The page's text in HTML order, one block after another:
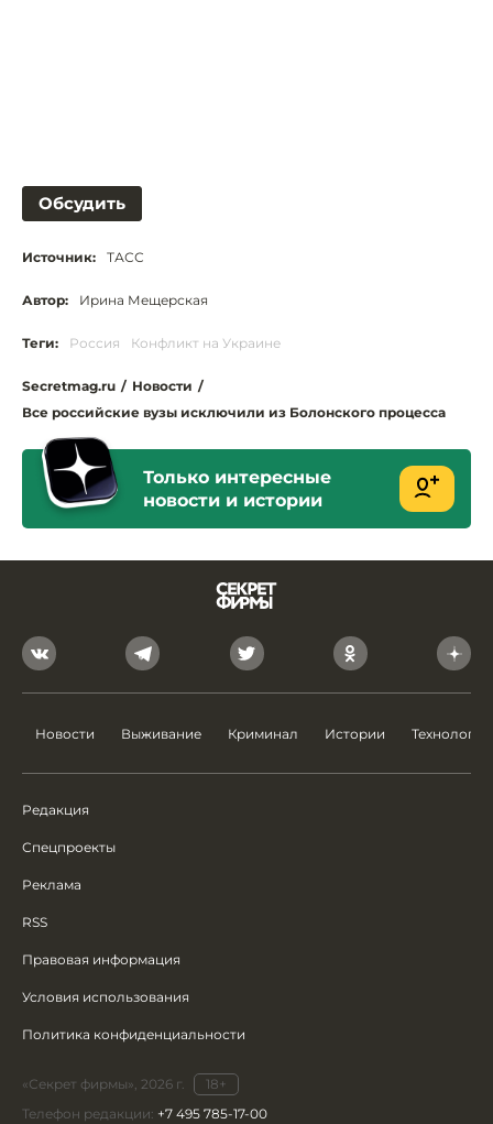
Обсудить
Источник: ТАСС
Автор: Ирина Мещерская
Теги: Россия Конфликт на Украине
Secretmag.ru / Новости /
Все российские вузы исключили из Болонского процесса
Только интересные
новости и истории
Новости Выживание Криминал Истории Технологии
Редакция
Спецпроекты
Реклама
RSS
Правовая информация
Условия использования
Политика конфиденциальности
«Секрет фирмы», 2026 г.
18+
Телефон редакции: +7 495 785-17-00